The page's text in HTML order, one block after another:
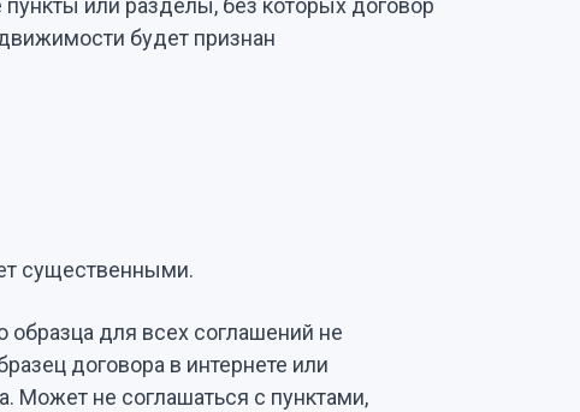
или разделы, без которых договор
будет признан
существенными.
образца для всех соглашений не
договора в интернете или
Может не соглашаться с пунктами,